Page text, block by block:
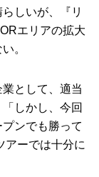
しいが、『リ
エリアの拡大
。
として、適当
しかし、今回
ンでも勝って
アーでは十分に